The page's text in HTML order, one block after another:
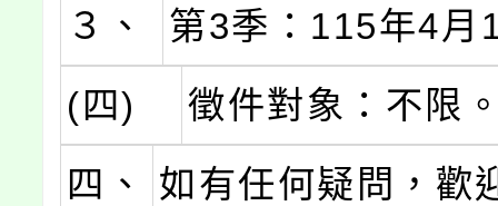
３、
第3季：115年4月
(四)
徵件對象：不限
四、
如有任何疑問，歡